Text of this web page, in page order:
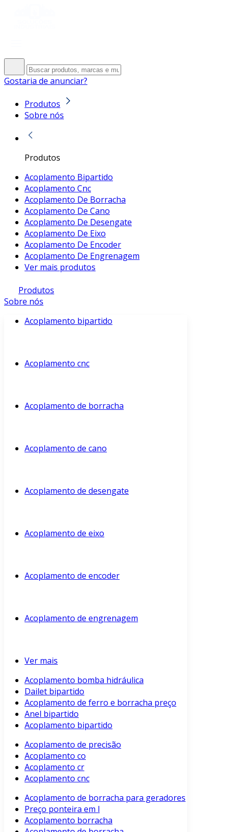
Gostaria de anunciar?
Produtos
Sobre nós
Produtos
Acoplamento Bipartido
Acoplamento Cnc
Acoplamento De Borracha
Acoplamento De Cano
Acoplamento De Desengate
Acoplamento De Eixo
Acoplamento De Encoder
Acoplamento De Engrenagem
Ver mais produtos
Produtos
Sobre nós
Acoplamento bipartido
Acoplamento cnc
Acoplamento de borracha
Acoplamento de cano
Acoplamento de desengate
Acoplamento de eixo
Acoplamento de encoder
Acoplamento de engrenagem
Ver mais
Acoplamento bomba hidráulica
Dailet bipartido
Acoplamento de ferro e borracha preço
Anel bipartido
Acoplamento bipartido
Acoplamento de precisão
Acoplamento co
Acoplamento cr
Acoplamento cnc
Acoplamento de borracha para geradores
Preço ponteira em l
Acoplamento borracha